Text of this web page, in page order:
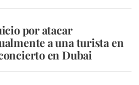
por atacar
a una turista en
en Dubai